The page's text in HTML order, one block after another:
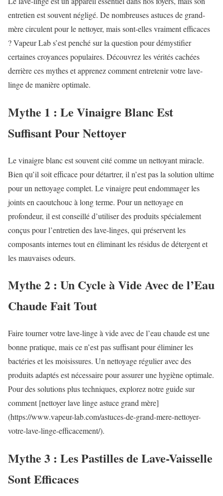
entretien est souvent négligé. De nombreuses astuces de grand-
mère circulent pour le nettoyer, mais sont-elles vraiment efficaces
? Vapeur Lab s’est penché sur la question pour démystifier
certaines croyances populaires. Découvrez les vérités cachées
derrière ces mythes et apprenez comment entretenir votre lave-
linge de manière optimale.
Mythe 1 : Le Vinaigre Blanc Est
Suffisant Pour Nettoyer
Le vinaigre blanc est souvent cité comme un nettoyant miracle.
Bien qu’il soit efficace pour détartrer, il n’est pas la solution ultime
pour un nettoyage complet. Le vinaigre peut endommager les
joints en caoutchouc à long terme. Pour un nettoyage en
profondeur, il est conseillé d’utiliser des produits spécialement
conçus pour l’entretien des lave-linges, qui préservent les
composants internes tout en éliminant les résidus de détergent et
les mauvaises odeurs.
Mythe 2 : Un Cycle à Vide Avec de l’Eau
Chaude Fait Tout
Faire tourner votre lave-linge à vide avec de l’eau chaude est une
bonne pratique, mais ce n’est pas suffisant pour éliminer les
bactéries et les moisissures. Un nettoyage régulier avec des
produits adaptés est nécessaire pour assurer une hygiène optimale.
Pour des solutions plus techniques, explorez notre guide sur
comment [nettoyer lave linge astuce grand mère]
(https://www.vapeur-lab.com/astuces-de-grand-mere-nettoyer-
votre-lave-linge-efficacement/).
Mythe 3 : Les Pastilles de Lave-Vaisselle
Sont Efficaces